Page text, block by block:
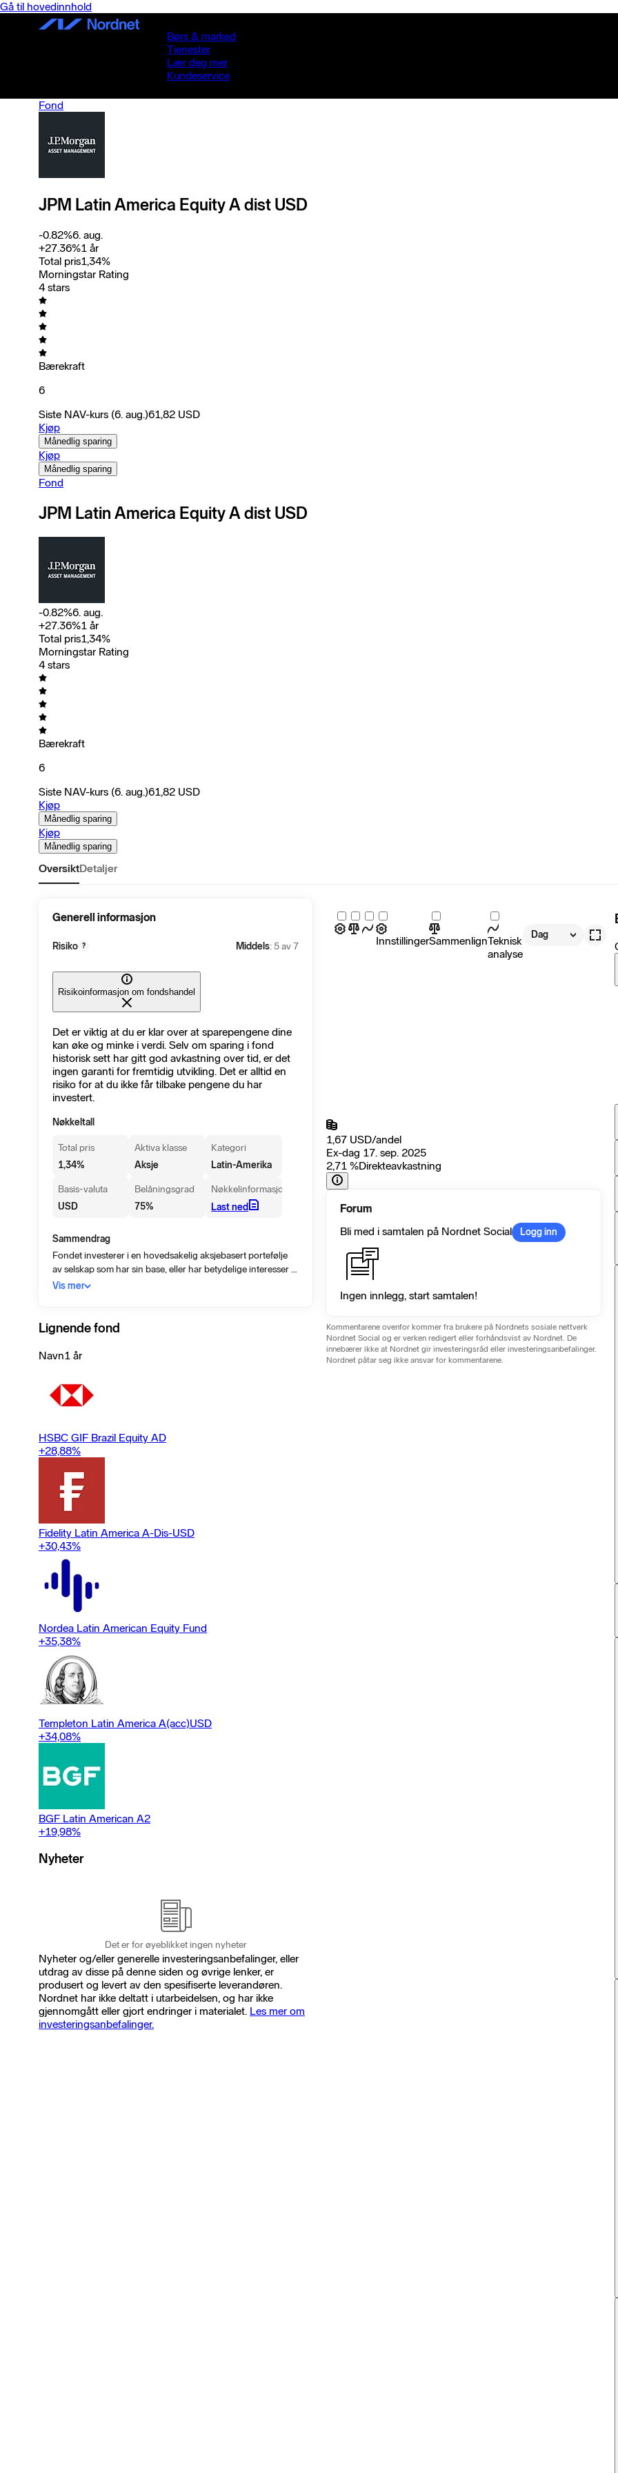
Gå til hovedinnhold
Børs & marked
Tjenester
Lær deg mer
Kundeservice
Fond
JPM Latin America Equity A dist USD
-0.82%6. aug.
+27.36%1 år
Total pris1,34%
Morningstar Rating
4 stars
Bærekraft
6
Siste NAV-kurs (6. aug.)61,82 USD
Kjøp
Månedlig sparing
Kjøp
Månedlig sparing
Fond
JPM Latin America Equity A dist USD
-0.82%6. aug.
+27.36%1 år
Total pris1,34%
Morningstar Rating
4 stars
Bærekraft
6
Siste NAV-kurs (6. aug.)61,82 USD
Kjøp
Månedlig sparing
Kjøp
Månedlig sparing
OversiktDetaljer
InnstillingerSammenlignTeknisk
analyse
Dag
Generell informasjon
Risiko ? Middels: 5 av 7
Risikoinformasjon om fondshandel
Det er viktig at du er klar over at sparepengene dine
kan øke og minke i verdi. Selv om sparing i fond
historisk sett har gitt god avkastning over tid, er det
ingen garanti for fremtidig utvikling. Det er alltid en
risiko for at du ikke får tilbake pengene du har
investert.
Nøkkeltall
Total pris
1,34%
Aktiva klasse
Aksje
Kategori
Latin-Amerika
Basis-valuta
USD
Belåningsgrad
75%
Nøkkelinformasjon
Last ned
Sammendrag
Fondet investerer i en hovedsakelig aksjebasert portefølje
av selskap som har sin base, eller har betydelige interesser i
Latin - Amerika. Inkluderer også øyene utenfor Latin -
Vis mer
Lignende fond
Navn1 år
HSBC GIF Brazil Equity AD
+28,88%
Fidelity Latin America A-Dis-USD
+30,43%
Nordea Latin American Equity Fund
+35,38%
Templeton Latin America A(acc)USD
+34,08%
BGF Latin American A2
+19,98%
Nyheter
Det er for øyeblikket ingen nyheter
Nyheter og/eller generelle investeringsanbefalinger, eller
utdrag av disse på denne siden og øvrige lenker, er
produsert og levert av den spesifiserte leverandøren.
Nordnet har ikke deltatt i utarbeidelsen, og har ikke
gjennomgått eller gjort endringer i materialet. Les mer om
investeringsanbefalinger.
1,67 USD/andel
Ex-dag 17. sep. 2025
2,71 %Direkteavkastning
Forum
Bli med i samtalen på Nordnet Social
Logg inn
Ingen innlegg, start samtalen!
Kommentarene ovenfor kommer fra brukere på Nordnets sosiale nettverk
Nordnet Social og er verken redigert eller forhåndsvist av Nordnet. De
innebærer ikke at Nordnet gir investeringsråd eller investeringsanbefalinger.
Nordnet påtar seg ikke ansvar for kommentarene.